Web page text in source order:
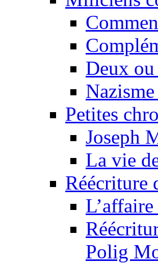
Deux
Petites
Joseph
La vie
Réécriture
Polig